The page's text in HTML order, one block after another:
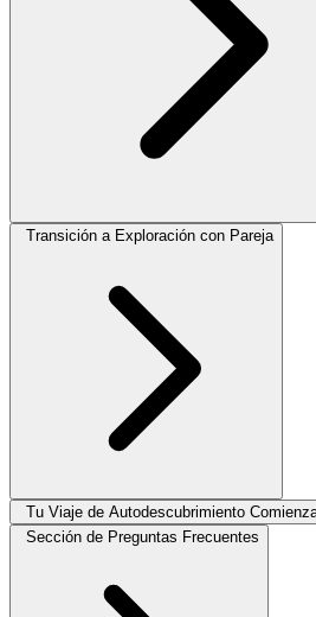
Transición a Exploración con Pareja
Tu Viaje de Autodescubrimiento
Sección de Preguntas Frecuentes